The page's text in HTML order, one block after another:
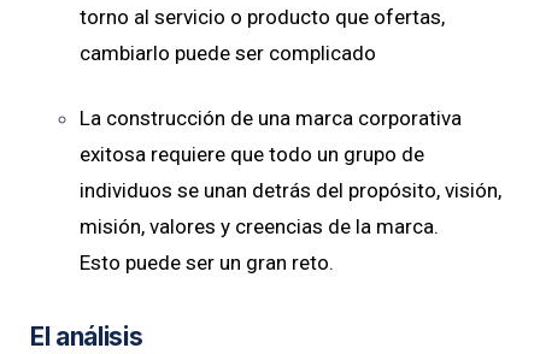
torno al servicio o producto que ofertas,
cambiarlo puede ser complicado
La construcción de una marca corporativa
exitosa requiere que todo un grupo de
individuos se unan detrás del propósito, visión,
misión, valores y creencias de la marca.
Esto puede ser un gran reto.
El análisis